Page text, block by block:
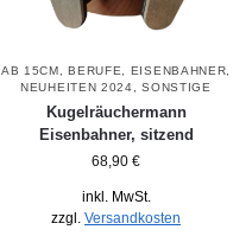
AB 15CM ,BERUFE EISENBAHNER
NEUHEITEN 2024 ,SONSTIGE
Kugelräuchermann
Eisenbahner, sitzend
68,90 €
inkl. MwSt.
zzgl. Versandkosten